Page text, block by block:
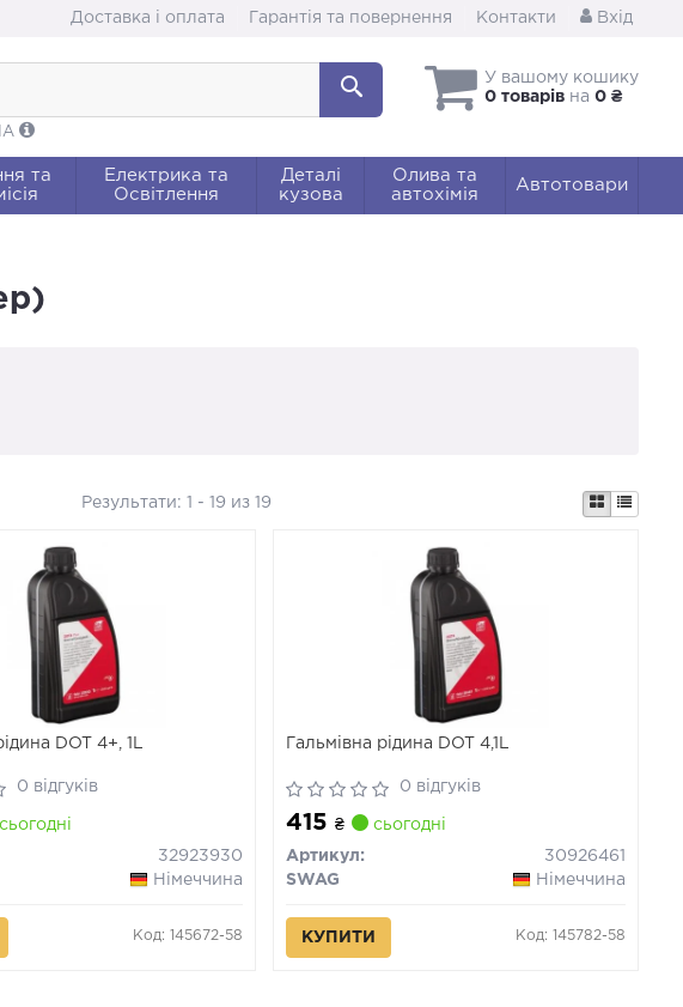
Доставка і оплата Гарантія та повернення Контакти Вхід
У вашому кошику
0 товарів на 0 ₴
та
Електрика та
Освітлення
Деталі
кузова
Олива та
автохімія
Автотовари
Результати: 1 - 19 из 19
DOT 4+, 1L
0 відгуків
сьогодні
32923930
Німеччина
Код: 145672-58
Гальмівна рідина DOT 4,1L
0 відгуків
415₴ сьогодні
Артикул:
30926461
SWAG
Німеччина
КУПИТИ Код: 145782-58